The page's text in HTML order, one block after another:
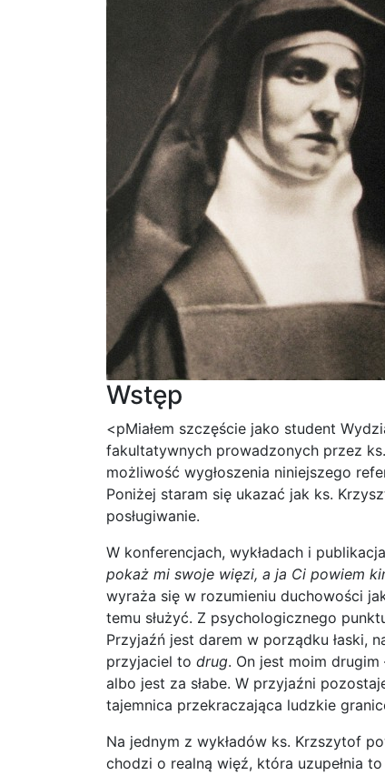
Wstęp
<pMiałem szczęście jako student
fakultatywnych prowadzonych przez
możliwość wygłoszenia niniejszego
Poniżej staram się ukazać jak ks.
posługiwanie.
W konferencjach, wykładach i
pokaż mi swoje więzi, a ja Ci powiem
wyraża się w rozumieniu duchowości
temu służyć. Z psychologicznego
Przyjaźń jest darem w porządku łaski,
przyjaciel to drug. On jest moim
albo jest za słabe. W przyjaźni
tajemnica przekraczająca ludzkie
Na jednym z wykładów ks. Krzszytof
chodzi o realną więź, która uzupełnia